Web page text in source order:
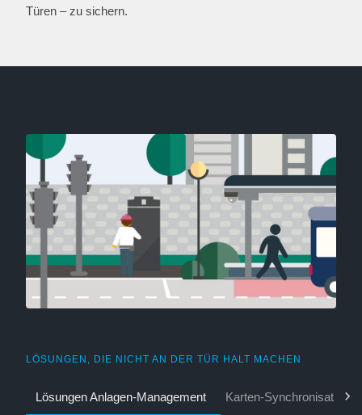
Türen – zu sichern.
LÖSUNGEN, DIE NICHT AN DER TÜR HALT MACHEN
Lösungen Anlagen-Management Karten-Synchronisation